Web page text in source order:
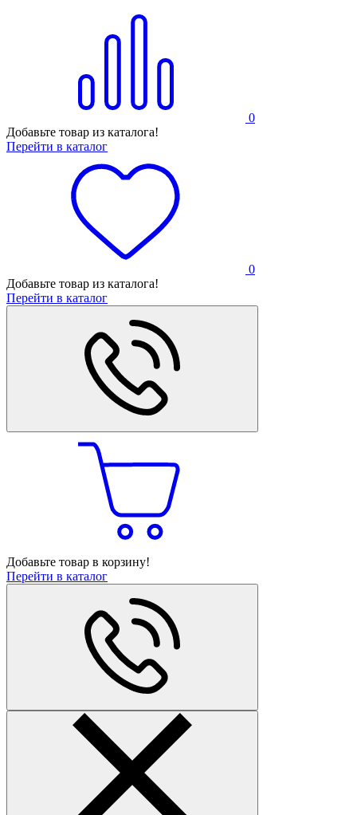
0
Добавьте товар из каталога!
Перейти в каталог
0
Добавьте товар из каталога!
Перейти в каталог
Добавьте товар в корзину!
Перейти в каталог